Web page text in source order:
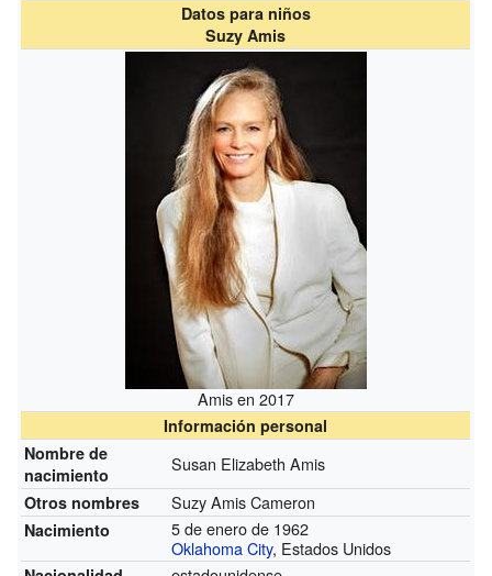
Datos para niños
Suzy Amis
Amis en 2017
Información personal
Nombre de
nacimiento
Susan Elizabeth Amis
Otros nombres Suzy Amis Cameron
Nacimiento
5 de enero de 1962
Oklahoma City, Estados Unidos